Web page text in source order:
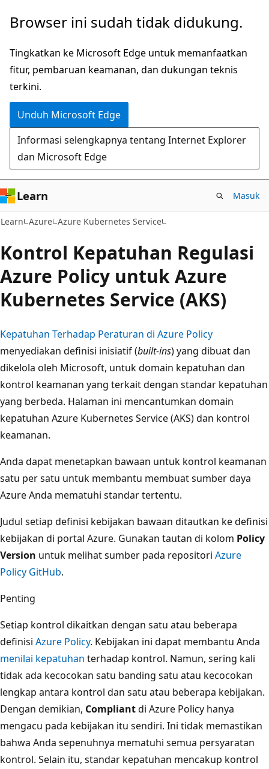
Lompati
konten
utama
Browser ini sudah tidak didukung.
Tingkatkan ke Microsoft Edge untuk memanfaatkan
fitur, pembaruan keamanan, dan dukungan teknis
terkini.
Unduh Microsoft Edge
Informasi selengkapnya tentang Internet Explorer
dan Microsoft Edge
Learn Masuk
Learn Azure Azure Kubernetes Service
Kontrol Kepatuhan Regulasi
Azure Policy untuk Azure
Kubernetes Service (AKS)
Kepatuhan Terhadap Peraturan di Azure Policy
menyediakan definisi inisiatif (built-ins) yang dibuat dan
dikelola oleh Microsoft, untuk domain kepatuhan dan
kontrol keamanan yang terkait dengan standar kepatuhan
yang berbeda. Halaman ini mencantumkan domain
kepatuhan Azure Kubernetes Service (AKS) dan kontrol
keamanan.
Anda dapat menetapkan bawaan untuk kontrol keamanan
satu per satu untuk membantu membuat sumber daya
Azure Anda mematuhi standar tertentu.
Judul setiap definisi kebijakan bawaan ditautkan ke definisi
kebijakan di portal Azure. Gunakan tautan di kolom Policy
Version untuk melihat sumber pada repositori Azure
Policy GitHub.
Penting
Setiap kontrol dikaitkan dengan satu atau beberapa
definisi Azure Policy. Kebijakan ini dapat membantu Anda
menilai kepatuhan terhadap kontrol. Namun, sering kali
tidak ada kecocokan satu banding satu atau kecocokan
lengkap antara kontrol dan satu atau beberapa kebijakan.
Dengan demikian, Compliantdi Azure Policy hanya
mengacu pada kebijakan itu sendiri. Ini tidak memastikan
bahwa Anda sepenuhnya mematuhi semua persyaratan
kontrol. Selain itu, standar kepatuhan mencakup kontrol